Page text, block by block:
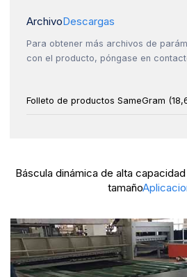
ArchivoDescargas
Para obtener más archivos de
con el producto, póngase en
Folleto de productos SameGram
Báscula dinámica de alta
tamaño